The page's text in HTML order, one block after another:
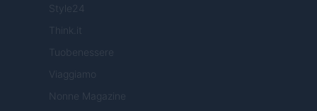
Style24
Think.it
Tuobenessere
Viaggiamo
Nonne Magazine